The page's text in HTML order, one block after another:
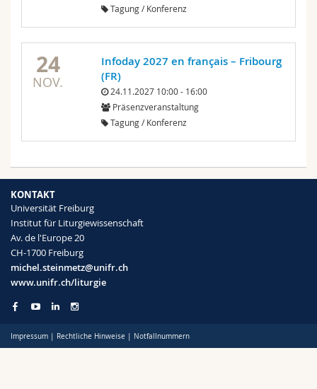
Tagung / Konferenz
24
NOV.
Infoday 2027 en français – Fribourg
(FR)
24.11.2027 10:00 - 16:00
Präsenzveranstaltung
Tagung / Konferenz
KONTAKT
Universität Freiburg
Institut für Liturgiewissenschaft
Av. de l'Europe 20
CH-1700 Freiburg
michel.steinmetz@unifr.ch
www.unifr.ch/liturgie
Impressum | Rechtliche Hinweise | Notfallnummern